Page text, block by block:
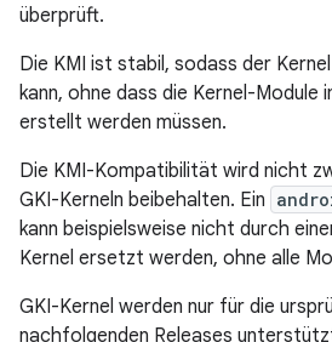
überprüft.
Die KMI ist stabil, sodass der
kann, ohne dass die Kernel-Module
erstellt werden müssen.
Die KMI-Kompatibilität wird nicht
GKI-Kerneln beibehalten. Ein
kann beispielsweise nicht durch
Kernel ersetzt werden, ohne alle
GKI-Kernel werden nur für die
nachfolgenden Releases